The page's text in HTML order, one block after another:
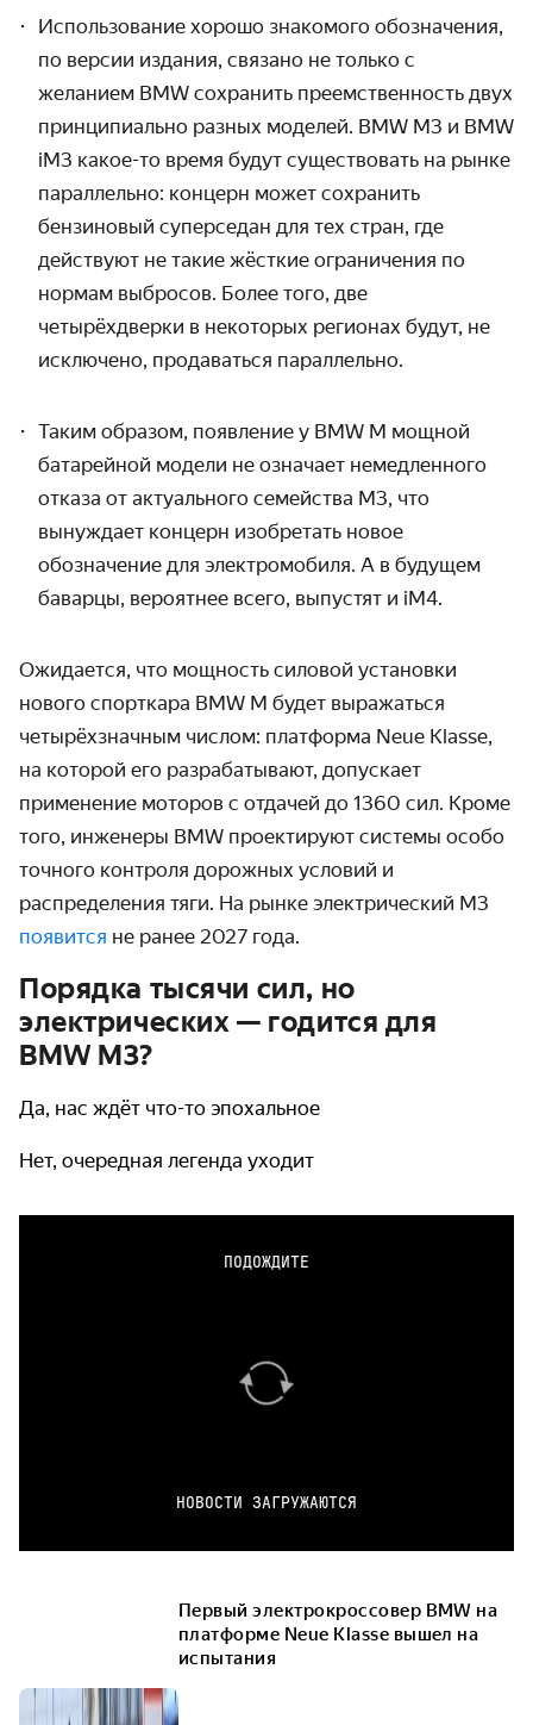
Использование хорошо знакомого обозначения,
по версии издания, связано не только с
желанием BMW сохранить преемственность двух
принципиально разных моделей. BMW M3 и BMW
iM3 какое-то время будут существовать на рынке
параллельно: концерн может сохранить
бензиновый суперседан для тех стран, где
действуют не такие жёсткие ограничения по
нормам выбросов. Более того, две
четырёхдверки в некоторых регионах будут, не
исключено, продаваться параллельно.
Таким образом, появление у BMW M мощной
батарейной модели не означает немедленного
отказа от актуального семейства M3, что
вынуждает концерн изобретать новое
обозначение для электромобиля. А в будущем
баварцы, вероятнее всего, выпустят и iM4.
Ожидается, что мощность силовой установки
нового спорткара BMW M будет выражаться
четырёхзначным числом: платформа Neue Klasse,
на которой его разрабатывают, допускает
применение моторов с отдачей до 1360 сил. Кроме
того, инженеры BMW проектируют системы особо
точного контроля дорожных условий и
распределения тяги. На рынке электрический M3
появится не ранее 2027 года.
Порядка тысячи сил, но
электрических — годится для
BMW M3?
Да, нас ждёт что-то эпохальное
Нет, очередная легенда уходит
ПОДОЖДИТЕ
НОВОСТИ ЗАГРУЖАЮТСЯ
Первый электрокроссовер BMW на
платформе Neue Klasse вышел на
испытания